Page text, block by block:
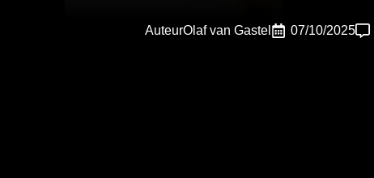
AuteurOlaf van Gastel 07/10/2025